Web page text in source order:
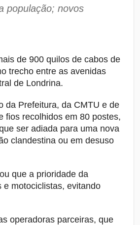
população; novos
de 900 quilos de cabos de
trecho entre as avenidas
de Londrina.
da Prefeitura, da CMTU e de
fios recolhidos em 80 postes,
ser adiada para uma nova
clandestina ou em desuso
que a prioridade da
e motociclistas, evitando
operadoras parceiras, que
9
Apenas seis dos 19 vereadores de
Londrina deverão ser candidatos a
10
com salário inicial de até R$ 26,8 mil